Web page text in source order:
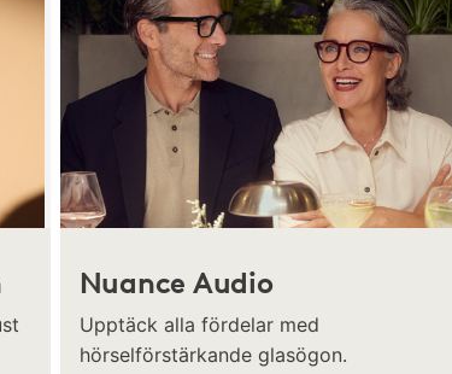
Nuance Audio
Upptäck alla fördelar med
hörselförstärkande glasögon.